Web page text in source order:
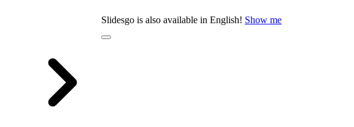
Slidesgo is also available in English! Show me